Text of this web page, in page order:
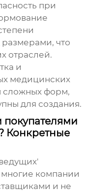
при
что
отраслей.
и
медицинских
сложных форм,
для создания.
покупателями
Конкретные
многие компании
и не